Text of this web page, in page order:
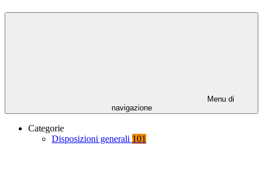
Menu di
navigazione
Categorie
Disposizioni generali 101